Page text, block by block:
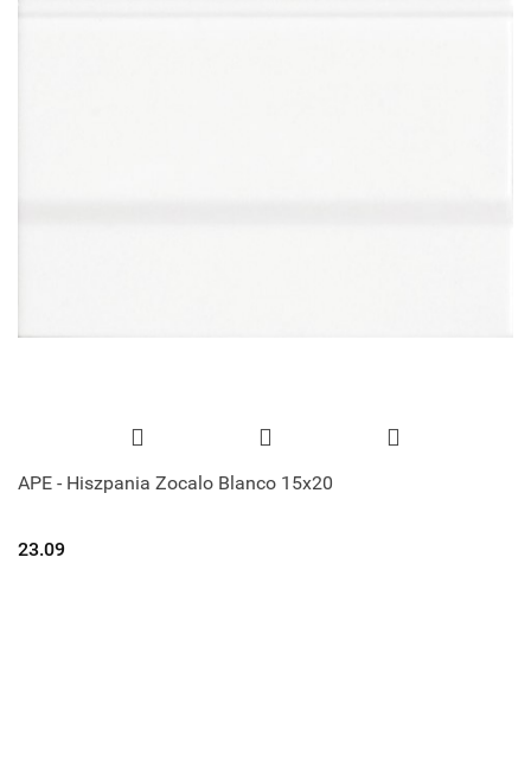
APE - Hiszpania Zocalo Blanco 15x20
23.09